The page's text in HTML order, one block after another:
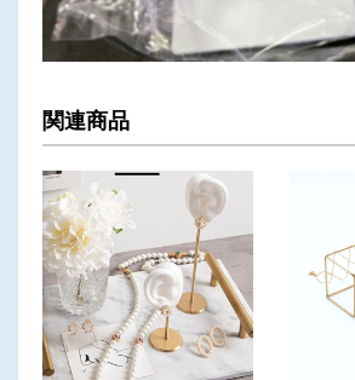
関連商品